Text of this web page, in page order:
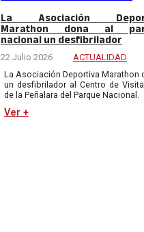
La Asociación
Marathon dona al
nacional un desfibrilador
22 Julio 2026
ACTUALIDAD
La Asociación Deportiva Marathon
un desfibrilador al Centro de
de la Peñalara del Parque Nacional.
Ver +